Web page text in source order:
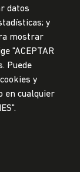
datos
y
mostrar
"ACEPTAR
Puede
y
en cualquier